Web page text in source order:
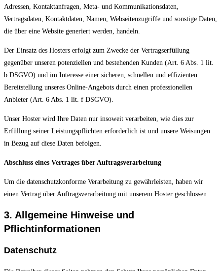
Adressen, Kontaktanfragen, Meta- und Kommunikationsdaten,
Vertragsdaten, Kontaktdaten, Namen, Webseitenzugriffe und sonstige Daten,
die über eine Website generiert werden, handeln.
Der Einsatz des Hosters erfolgt zum Zwecke der Vertragserfüllung
gegenüber unseren potenziellen und bestehenden Kunden (Art. 6 Abs. 1 lit.
b DSGVO) und im Interesse einer sicheren, schnellen und effizienten
Bereitstellung unseres Online-Angebots durch einen professionellen
Anbieter (Art. 6 Abs. 1 lit. f DSGVO).
Unser Hoster wird Ihre Daten nur insoweit verarbeiten, wie dies zur
Erfüllung seiner Leistungspflichten erforderlich ist und unsere Weisungen
in Bezug auf diese Daten befolgen.
Abschluss eines Vertrages über Auftragsverarbeitung
Um die datenschutzkonforme Verarbeitung zu gewährleisten, haben wir
einen Vertrag über Auftragsverarbeitung mit unserem Hoster geschlossen.
3. Allgemeine Hinweise und
Pflichtinformationen
Datenschutz